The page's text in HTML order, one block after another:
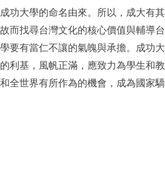
功大學的命名由來。所以，成大有其
而找尋台灣文化的核心價值與輔導台
要有當仁不讓的氣魄與承擔。成功大
利基，風帆正滿，應致力為學生和教
全世界有所作為的機會，成為國家驕